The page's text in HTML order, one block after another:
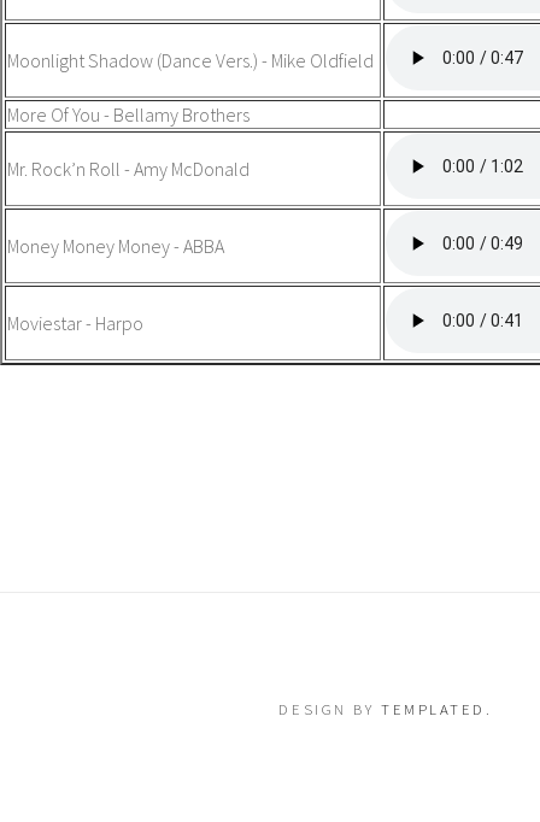
Moonlight Shadow (Dance Vers.) - Mike Oldfield
More Of You - Bellamy Brothers
Mr. Rock’n Roll - Amy McDonald
Money Money Money - ABBA
Moviestar - Harpo
DESIGN BY TEMPLATED